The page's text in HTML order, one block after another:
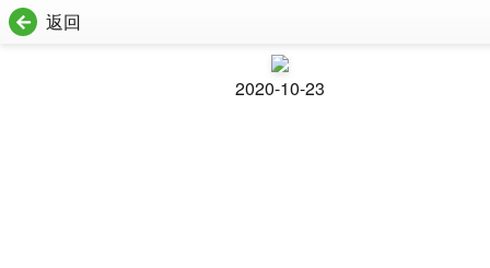
返回
2020-10-23